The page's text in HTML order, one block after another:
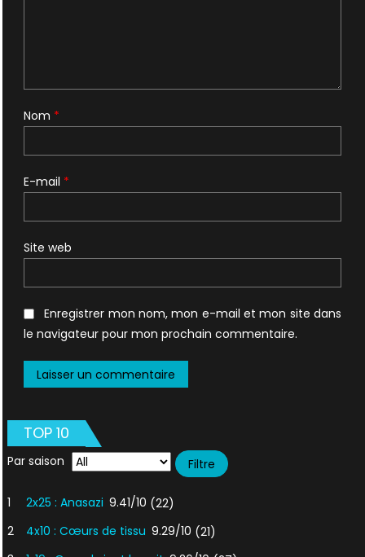
Nom *
E-mail *
Site web
Enregistrer mon nom, mon e-mail et mon site dans
le navigateur pour mon prochain commentaire.
TOP 10
Par saison
1 2x25 : Anasazi 9.41/10 (22)
2
4x10 : Cœurs de tissu 9.29/10 (21)